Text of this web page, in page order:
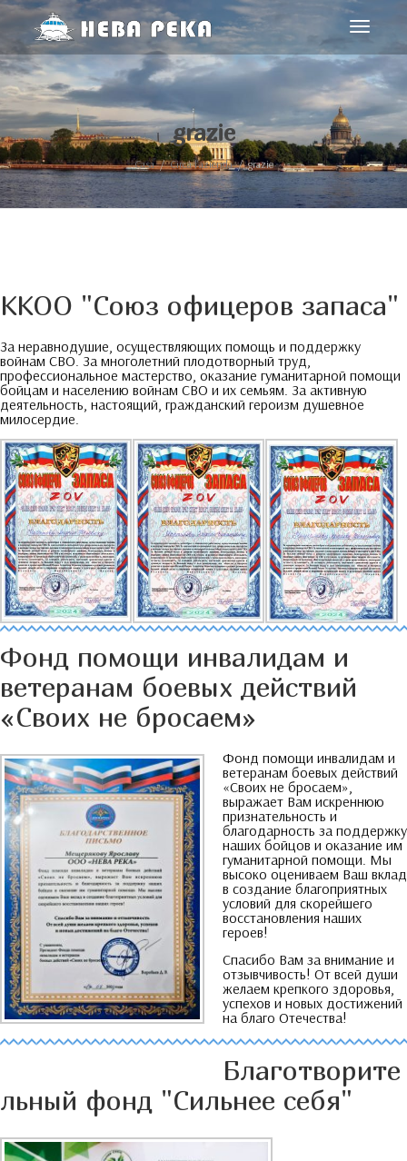
Toggle
grazie
Casa Circa l'azienda grazie
ККОО "Союз офицеров запаса"
За неравнодушие, осуществляющих помощь и поддержку
войнам СВО.За многолетний плодотворный труд,
профессиональное мастерство, оказание гуманитарной помощи
бойцам и населению войнам СВО и их семьям. За активную
деятельность, настоящий, гражданский героизм душевное
милосердие.
Фонд помощи инвалидам и
ветеранам боевых действий
«Своих не бросаем»
Фонд помощи инвалидам и
ветеранам боевых действий
«Своих не бросаем»,
выражает Вам искреннюю
признательность и
благодарность за поддержку
наших бойцов и оказание им
гуманитарной помощи. Мы
высоко оцениваем Ваш вклад
в создание благоприятных
условий для скорейшего
восстановления наших
героев!
Спасибо Вам за внимание и
отзывчивость! От всей души
желаем крепкого здоровья
успехов и новых достижений
на благо Отечества!
Благотворите
льный фонд "Сильнее себя"